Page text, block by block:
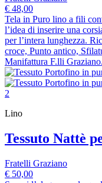
€ 48,00
Tela in Puro lino a fili
l’idea di inserire una
per l’intera lunghezza.
croce, Punto antico,
Manifattura F.lli
Lino
Tessuto Nattè
Fratelli Graziano
€ 50,00